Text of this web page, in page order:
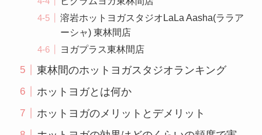
溶岩ホットヨガスタジオLaLa Aasha(ララア
ーシャ) 東林間店
ヨガプラス東林間店
東林間のホットヨガスタジオランキング
ホットヨガとは何か
ホットヨガのメリットとデメリット